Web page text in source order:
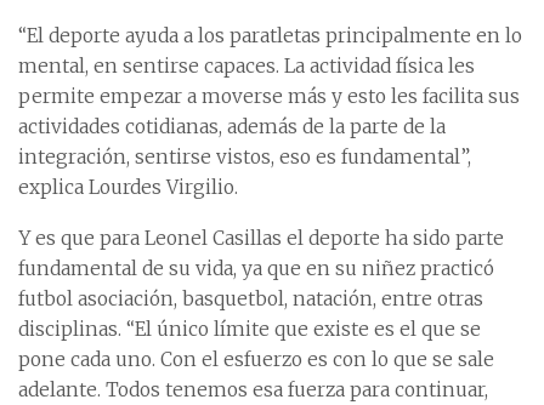
“El deporte ayuda a los paratletas principalmente en lo
mental, en sentirse capaces. La actividad física les
permite empezar a moverse más y esto les facilita sus
actividades cotidianas, además de la parte de la
integración, sentirse vistos, eso es fundamental”,
explica Lourdes Virgilio.
Y es que para Leonel Casillas el deporte ha sido parte
fundamental de su vida, ya que en su niñez practicó
futbol asociación, basquetbol, natación, entre otras
disciplinas. “El único límite que existe es el que se
pone cada uno. Con el esfuerzo es con lo que se sale
adelante. Todos tenemos esa fuerza para continuar,